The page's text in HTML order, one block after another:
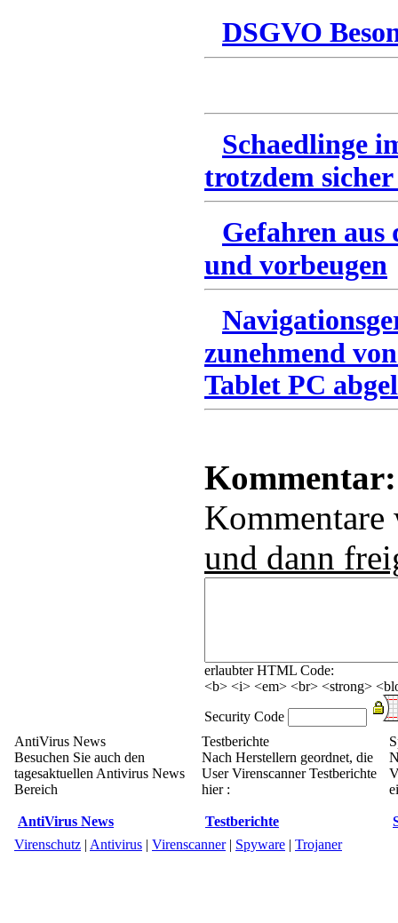
DSGVO
Schaedlinge
trotzdem
Gefahren
und vorbeugen
zunehmend
Tablet PC
Kommentar:
und dann
erlaubter HTML Code:
<b> <i> <em> <br> <strong>
Security Code
AntiVirus News
Besuchen Sie auch den
tagesaktuellen Antivirus News
Bereich
AntiVirus News
Testberichte
Nach Herstellern geordnet, die
User Virenscanner Testberichte
hier :
Testberichte
Virenschutz | Antivirus | Virenscanner| Spyware | Trojaner